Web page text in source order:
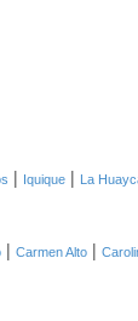
| Iquique | La
| Carmen Alto |